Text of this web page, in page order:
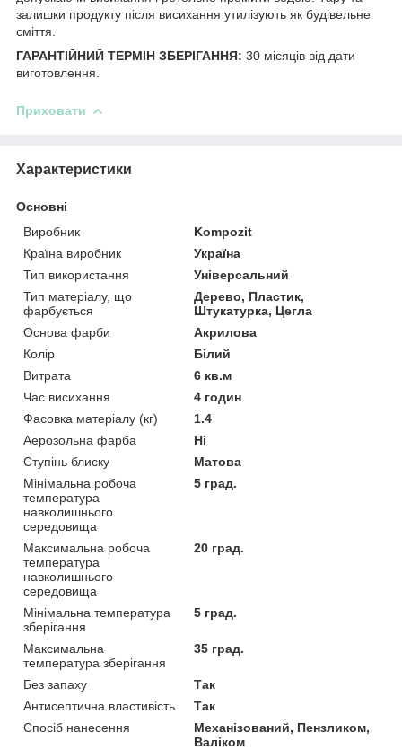
залишки продукту після висихання утилізують як будівельне
сміття.
ГАРАНТІЙНИЙ ТЕРМІН ЗБЕРІГАННЯ: 30 місяців від дати
виготовлення.
Приховати
Характеристики
Основні
Виробник
Kompozit
Країна виробник
Україна
Тип використання
Універсальний
Тип матеріалу, що
фарбується
Дерево, Пластик,
Штукатурка, Цегла
Основа фарби
Акрилова
Колір
Білий
Витрата
6 кв.м
Час висихання
4 годин
Фасовка матеріалу (кг)
1.4
Аерозольна фарба
Ні
Ступінь блиску
Матова
Мінімальна робоча
температура
навколишнього
середовища
5 град.
Максимальна робоча
температура
навколишнього
середовища
20 град.
Мінімальна температура
зберігання
5 град.
Максимальна
температура зберігання
35 град.
Без запаху
Так
Антисептична властивість
Так
Спосіб нанесення
Механізований, Пензликом,
Валіком